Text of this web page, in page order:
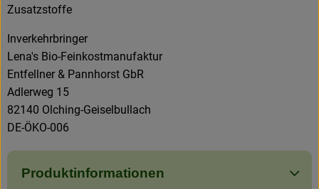
Zusatzstoffe
Inverkehrbringer
Lena's Bio-Feinkostmanufaktur
Entfellner & Pannhorst GbR
Adlerweg 15
82140 Olching-Geiselbullach
DE-ÖKO-006
Produktinformationen